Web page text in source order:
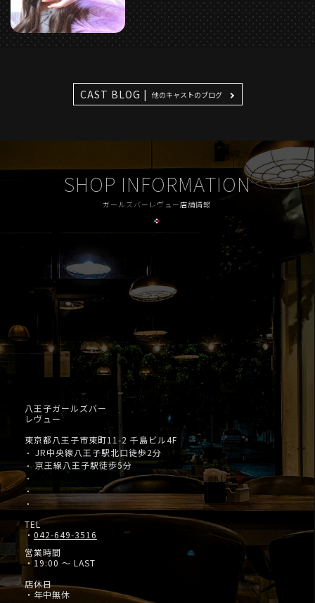
CAST BLOG | 他のキャストのブログ
SHOP INFORMATION
ガールズバーレヴュー店舗情報
八王子ガールズバー
レヴュー
東京都八王子市東町11-2 千島ビル4F
・ JR中央線八王子駅北口徒歩2分
・京王線八王子駅徒歩5分
・
・
・
TEL
・ 042-649-3516
営業時間
・19:00 ～ LAST
店休日
・年中無休